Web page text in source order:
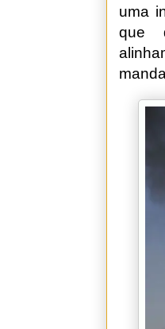
uma
que